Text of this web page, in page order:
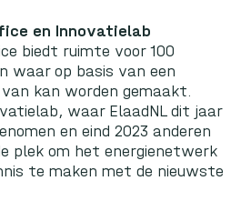
en Innovatielab
biedt ruimte voor 100
waar op basis van een
kan worden gemaakt.
waar ElaadNL dit jaar
en eind 2023 anderen
plek om het energienetwerk
te maken met de nieuwste